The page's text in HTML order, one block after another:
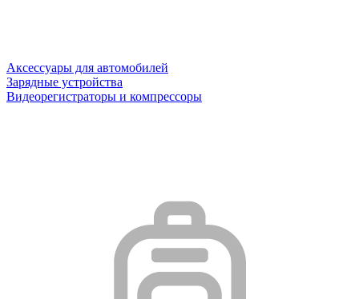
Аксессуары для автомобилей
Зарядные устройства
Видеорегистраторы и компрессоры